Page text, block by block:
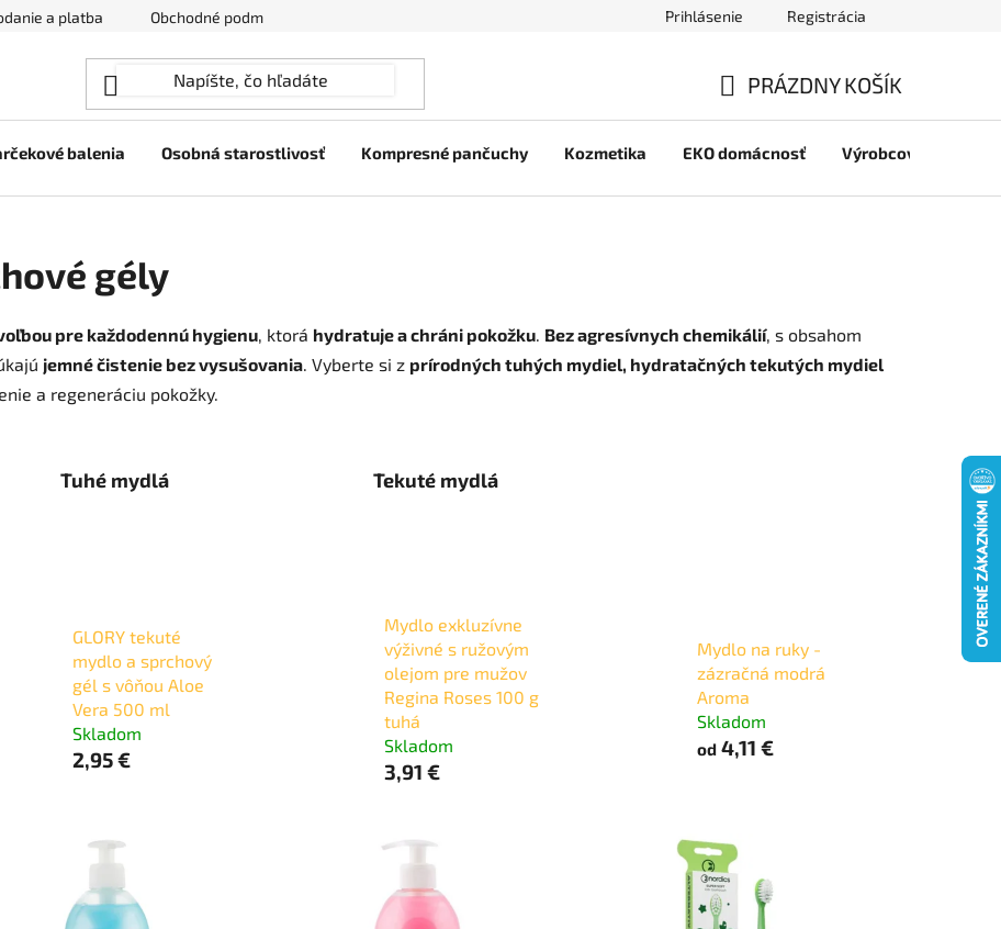
a platba Obchodné podmienky Prihlásenie Registrácia
KOŠÍK
PRÁZDNY KOŠÍK
balenia Osobná starostlivosť Kompresné pančuchy Kozmetika EKO domácnosť Výrobcovia
gély
pre každodennú hygienu, ktorá hydratuje a chráni pokožku. Bez agresívnych chemikálií, s obsahom
jemné čistenie bez vysušovania. Vyberte si z prírodných tuhých mydiel, hydratačných tekutých mydiel
a regeneráciu pokožky.
Tuhé mydlá Tekuté mydlá
GLORY tekuté
mydlo a sprchový
gél s vôňou Aloe
Vera 500 ml
Skladom
2,95 €
Mydlo exkluzívne
výživné s ružovým
olejom pre mužov
Regina Roses 100 g
tuhá
Skladom
3,91 €
Mydlo na ruky -
zázračná modrá
Aroma
Skladom
od4,11 €